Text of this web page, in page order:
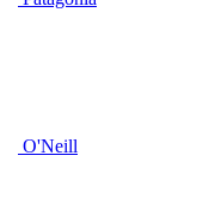
O'Neill